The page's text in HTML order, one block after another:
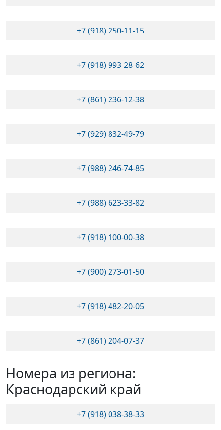
+7 (918) 250-11-15
+7 (918) 993-28-62
+7 (861) 236-12-38
+7 (929) 832-49-79
+7 (988) 246-74-85
+7 (988) 623-33-82
+7 (918) 100-00-38
+7 (900) 273-01-50
+7 (918) 482-20-05
+7 (861) 204-07-37
Номера из региона:
Краснодарский край
+7 (918) 038-38-33